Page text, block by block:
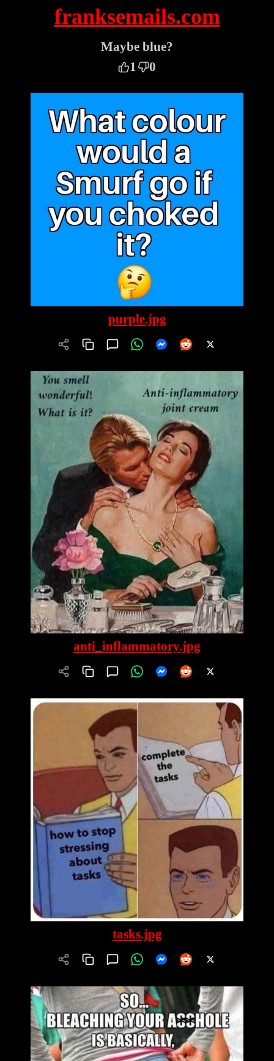
franksemails.com
Maybe blue?
1
0
purple.jpg
anti_inflammatory.jpg
tasks.jpg